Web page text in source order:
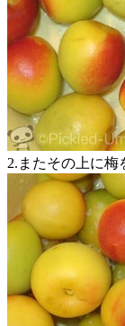
2.またその上に梅